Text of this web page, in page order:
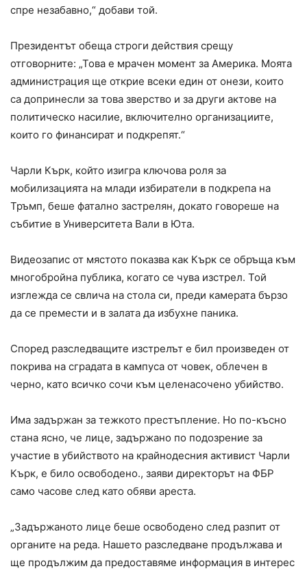
спре незабавно,“ добави той.
Президентът обеща строги действия срещу
отговорните: „Това е мрачен момент за Америка. Моята
администрация ще открие всеки един от онези, които
са допринесли за това зверство и за други актове на
политическо насилие, включително организациите,
които го финансират и подкрепят.“
Чарли Кърк, който изигра ключова роля за
мобилизацията на млади избиратели в подкрепа на
Тръмп, беше фатално застрелян, докато говореше на
събитие в Университета Вали в Юта.
Видеозапис от мястото показва как Кърк се обръща към
многобройна публика, когато се чува изстрел. Той
изглежда се свлича на стола си, преди камерата бързо
да се премести и в залата да избухне паника.
Според разследващите изстрелът е бил произведен от
покрива на сградата в кампуса от човек, облечен в
черно, като всичко сочи към целенасочено убийство.
Има задържан за тежкото престъпление. Но по-късно
стана ясно, че лице, задържано по подозрение за
участие в убийството на крайнодесния активист Чарли
Кърк, е било освободено., заяви директорът на ФБР
само часове след като обяви ареста.
„Задържаното лице беше освободено след разпит от
органите на реда. Нашето разследване продължава и
ще продължим да предоставяме информация в интерес